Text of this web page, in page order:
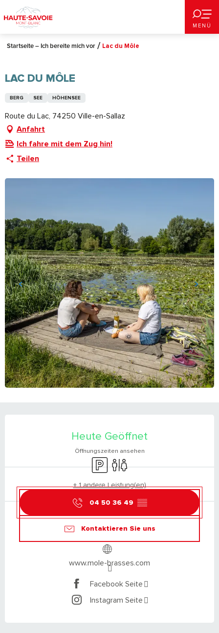
au
contenu
principal
MENÜ
Startseite – Ich bereite mich vor Lac du Môle
LAC DU MÔLE
BERG SEE HÖHENSEE
Route du Lac, 74250 Ville-en-Sallaz
Anfahrt
Ich fahre mit dem Zug hin!
Teilen
Heute Geöffnet
Öffnungszeiten ansehen
ParkplatzToiletten
+ 1 andere Leistung(en)
04 50 36 49 ▒▒
Kontaktieren Sie uns
www.mole-brasses.com
Facebook Seite
Instagram Seite